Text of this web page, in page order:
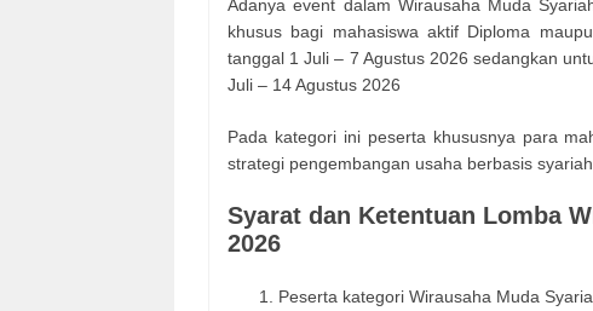
Adanya event dalam Wirausaha Muda
khusus bagi mahasiswa aktif Diploma
tanggal 1 Juli – 7 Agustus 2026 sedangkan
Juli – 14 Agustus 2026
Pada kategori ini peserta khususnya para
strategi pengembangan usaha berbasis
Syarat dan Ketentuan Lomba
2026
Peserta kategori Wirausaha Muda